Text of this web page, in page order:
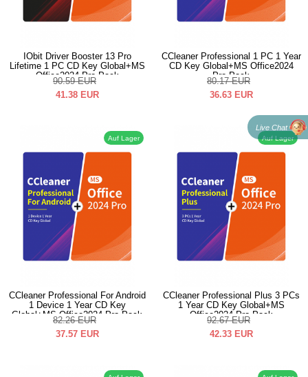
IObit Driver Booster 13 Pro
Lifetime 1 PC CD Key Global+MS
Office2024 Pro Pack
90.59 EUR
41.38 EUR
CCleaner Professional 1 PC 1 Year
CD Key Global+MS Office2024
Pro Pack
80.17 EUR
36.63 EUR
Auf Lager
CCleaner Professional For Android
1 Device 1 Year CD Key
Global+MS Office2024 Pro Pack
82.26 EUR
37.57 EUR
Auf Lager
CCleaner Professional Plus 3 PCs
1 Year CD Key Global+MS
Office2024 Pro Pack
92.67 EUR
42.33 EUR
Live Chat